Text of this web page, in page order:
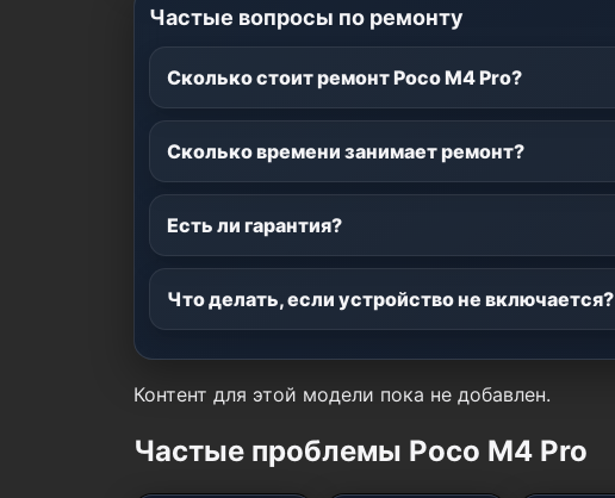
Частые вопросы по ремонту
Сколько стоит ремонт Poco M4 Pro?
Сколько времени занимает ремонт?
Есть ли гарантия?
Что делать, если устройство не включается?
Контент для этой модели пока не добавлен.
Частые проблемы Poco M4 Pro